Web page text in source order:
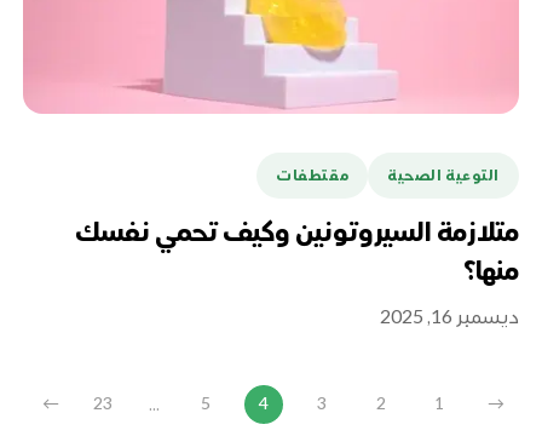
التوعية الصحية مقتطفات
متلازمة السيروتونين وكيف تحمي نفسك
منها؟
ديسمبر 16, 2025
→
1
2
3
4
5
...
23
←